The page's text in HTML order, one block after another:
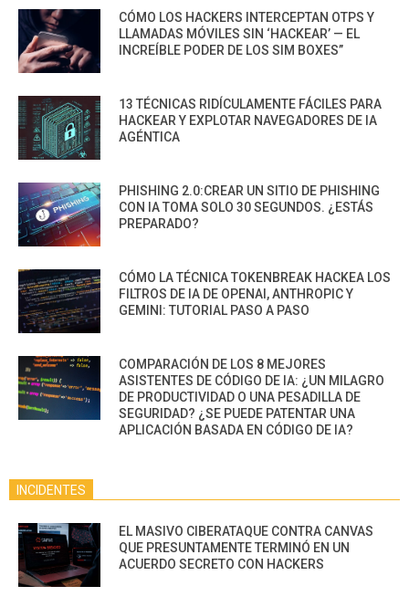
CÓMO LOS HACKERS INTERCEPTAN OTPS Y
LLAMADAS MÓVILES SIN ‘HACKEAR’ — EL
INCREÍBLE PODER DE LOS SIM BOXES”
13 TÉCNICAS RIDÍCULAMENTE FÁCILES PARA
HACKEAR Y EXPLOTAR NAVEGADORES DE IA
AGÉNTICA
PHISHING 2.0:CREAR UN SITIO DE PHISHING
CON IA TOMA SOLO 30 SEGUNDOS. ¿ESTÁS
PREPARADO?
CÓMO LA TÉCNICA TOKENBREAK HACKEA LOS
FILTROS DE IA DE OPENAI, ANTHROPIC Y
GEMINI: TUTORIAL PASO A PASO
COMPARACIÓN DE LOS 8 MEJORES
ASISTENTES DE CÓDIGO DE IA: ¿UN MILAGRO
DE PRODUCTIVIDAD O UNA PESADILLA DE
SEGURIDAD? ¿SE PUEDE PATENTAR UNA
APLICACIÓN BASADA EN CÓDIGO DE IA?
INCIDENTES
EL MASIVO CIBERATAQUE CONTRA CANVAS
QUE PRESUNTAMENTE TERMINÓ EN UN
ACUERDO SECRETO CON HACKERS